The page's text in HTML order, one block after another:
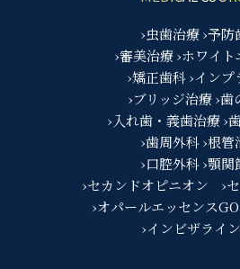
›虫歯治療›予防
›審美治療 ›ホワイト
›矯正歯科›インプ
›ブリッジ治療›歯
›入れ歯・義歯治療 ›
›歯周外科›根管
›口腔外科›顎関
›セカンドオピニオン
›
›オパールエッセンスGO
›インビザライ